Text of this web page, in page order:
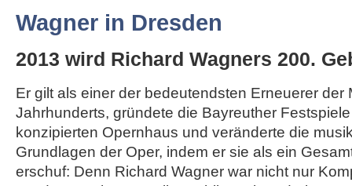
Wagner in Dresden
2013 wird Richard Wagners 200.
Er gilt als einer der bedeutendsten Erneuerer der
Jahrhunderts, gründete die Bayreuther
konzipierten Opernhaus und veränderte die
Grundlagen der Oper, indem er sie als ein
erschuf: Denn Richard Wagner war nicht nur